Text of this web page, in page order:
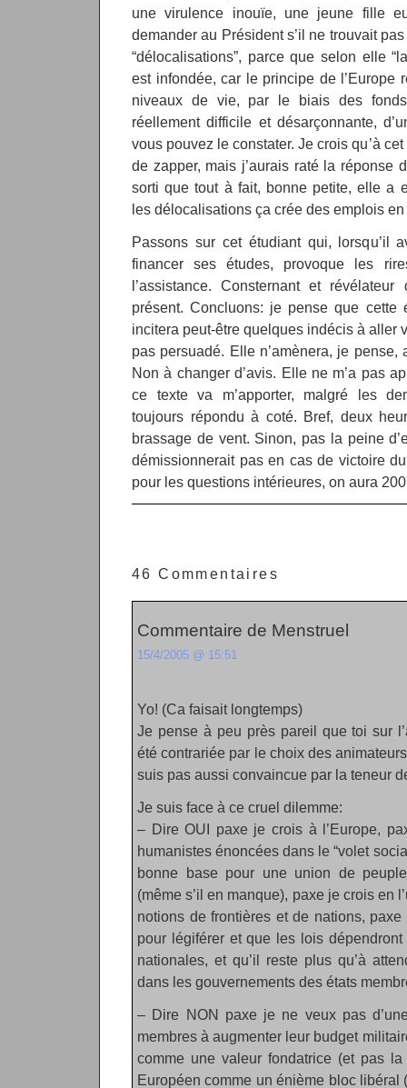
une virulence inouïe, une jeune fille
demander au Président s’il ne trouvait
“délocalisations”, parce que selon elle
est infondée, car le principe de l’Europe
niveaux de vie, par le biais des fonds
réellement difficile et désarçonnante,
vous pouvez le constater. Je crois qu’à
de zapper, mais j’aurais raté la réponse
sorti que tout à fait, bonne petite, elle a
les délocalisations ça crée des emplois
Passons sur cet étudiant qui, lorsqu’il
financer ses études, provoque les
l’assistance. Consternant et
présent. Concluons: je pense que cette
incitera peut-être quelques indécis à aller
pas persuadé. Elle n’amènera, je
Non à changer d’avis. Elle ne m’a pas
ce texte va m’apporter, malgré les
toujours répondu à coté. Bref, deux
brassage de vent. Sinon, pas la peine
démissionnerait pas en cas de victoire
pour les questions intérieures, on aura
46 Commentaires
Commentaire de Menstruel
15/4/2005 @ 15:51
Yo! (Ca faisait longtemps)
Je pense à peu près pareil que toi sur
été contrariée par le choix des
suis pas aussi convaincue par la teneur
Je suis face à ce cruel dilemme:
– Dire OUI paxe je crois à l’Europe,
humanistes énoncées dans le “volet
bonne base pour une union de
(même s’il en manque), paxe je crois en
notions de frontières et de nations,
pour légiférer et que les lois
nationales, et qu’il reste plus qu’à
dans les gouvernements des états
– Dire NON paxe je ne veux pas
membres à augmenter leur budget
comme une valeur fondatrice (et pas
Européen comme un énième bloc libéral